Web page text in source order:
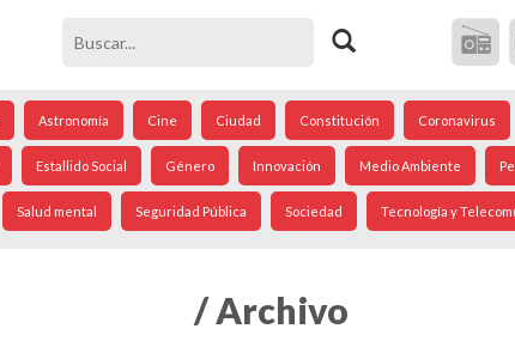
Astronomía Cine Ciudad Constitución Coronavirus
Estallido Social Género Innovación Medio Ambiente
Salud mental Seguridad Pública Sociedad Tecnología y
/ Archivo